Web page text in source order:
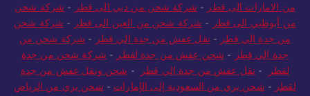
من الامارات الى قطر - شركة شحن من دبي الى قطر - شركة شحن
من أبوظبي الى قطر - شركة شحن من العين الى قطر - شركة شحن
من جدة الي قطر - نقل عفش من جدة الي قطر - شركة شحن من
جدة الي قطر - شحن عفش من جدة لقطر - شركة شحن من جدة
لقطر
- نقل عفش من جدة الي قطر - شحن ونقل عفش من جدة
لقطر - شحن بري من السعودية إلى الإمارات - شحن بري من الرياض